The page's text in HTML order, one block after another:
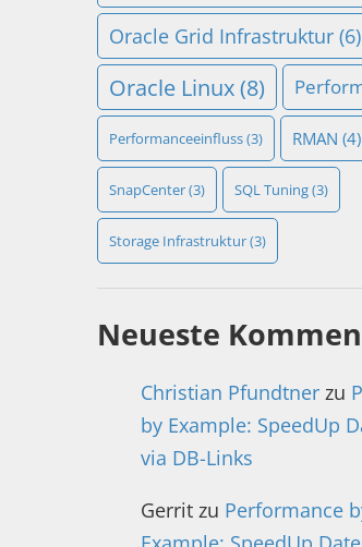
Oracle Grid Infrastruktur (6)
Oracle Linux(8)
Performanceeinfluss(3) RMAN (4)
SnapCenter(3) SQL Tuning(3)
Storage Infrastruktur(3)
Neueste
Christian Pfundtner zu
by Example: SpeedUp
via DB-Links
Gerrit zu Performance